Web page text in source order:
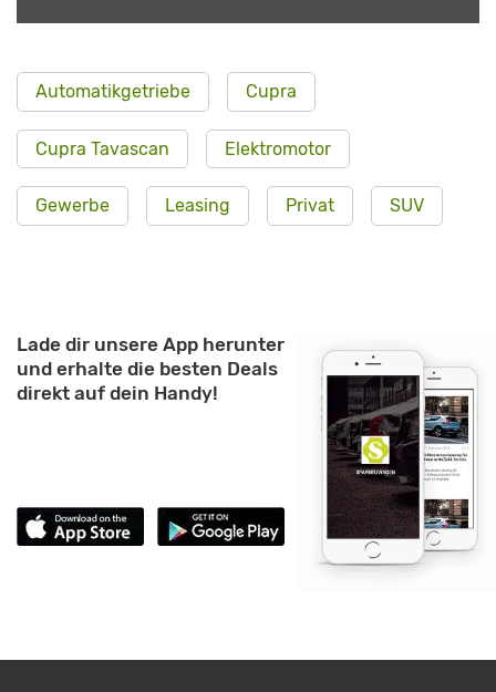
Automatikgetriebe Cupra
Cupra Tavascan Elektromotor
Gewerbe Leasing Privat SUV
Lade dir unsere App herunter
und erhalte die besten Deals
direkt auf dein Handy!